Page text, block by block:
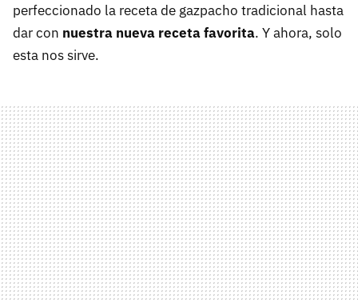
perfeccionado la receta de gazpacho tradicional hasta
dar con nuestra nueva receta favorita. Y ahora, solo
esta nos sirve.